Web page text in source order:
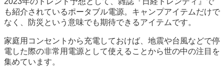
も紹介されているポータブル電源。キャンプアイテムだけで
なく、防災という意味でも期待できるアイテムです。
家庭用コンセントから充電しておけば、地震や台風などで停
電した際の非常用電源として使えることから世の中の注目を
集めています。